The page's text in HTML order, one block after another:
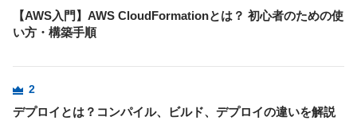
【AWS入門】AWS CloudFormationとは？ 初心者のための使
い方・構築手順
2
デプロイとは？コンパイル、ビルド、デプロイの違いを解説